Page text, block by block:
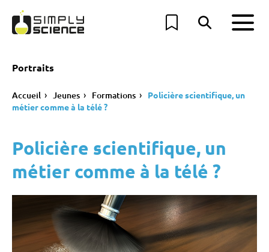
Portraits
Accueil Jeunes Formations
Policière scientifique, un
métier comme à la télé ?
Policière scientifique, un
métier comme à la télé ?